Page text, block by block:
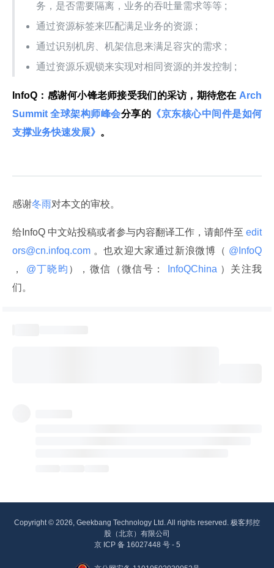
务，是否需要隔离，业务的吞吐量需求等等 ;
通过资源标签来匹配满足业务的资源 ;
通过识别机房、机架信息来满足容灾的需求 ;
通过资源乐观锁来实现对相同资源的并发控制 ;
InfoQ：感谢何小锋老师接受我们的采访，期待您在 Arch
Summit 全球架构师峰会分享的 《京东核心中间件是如何
支撑业务快速发展》 。
感谢冬雨对本文的审校。
给InfoQ 中文站投稿或者参与内容翻译工作，请邮件至 edit
ors@cn.infoq.com 。也欢迎大家通过新浪微博（
，
@丁晓昀 ），微信（微信号： InfoQChina ）关注我
们。
Copyright © 2026, Geekbang Technology Ltd. All rights reserved. 极客邦控
股（北京）有限公司
京 ICP 备 16027448 号 - 5